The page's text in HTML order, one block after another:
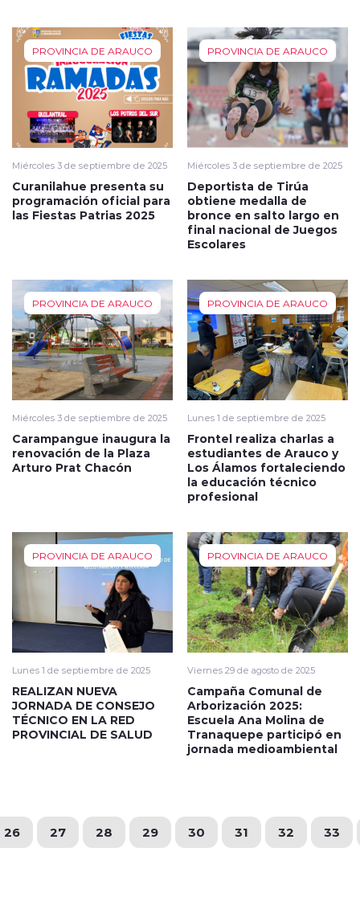
PROVINCIA DE ARAUCO
Miércoles 3 de septiembre de 2025
Curanilahue presenta su
programación oficial para
las Fiestas Patrias 2025
PROVINCIA DE ARAUCO
Miércoles 3 de septiembre de 2025
Deportista de Tirúa
obtiene medalla de
bronce en salto largo en
final nacional de Juegos
Escolares
PROVINCIA DE ARAUCO
Miércoles 3 de septiembre de 2025
Carampangue inaugura la
renovación de la Plaza
Arturo Prat Chacón
PROVINCIA DE ARAUCO
Lunes 1 de septiembre de 2025
Frontel realiza charlas a
estudiantes de Arauco y
Los Álamos fortaleciendo
la educación técnico
profesional
PROVINCIA DE ARAUCO
Lunes 1 de septiembre de 2025
REALIZAN NUEVA
JORNADA DE CONSEJO
TÉCNICO EN LA RED
PROVINCIAL DE SALUD
PROVINCIA DE ARAUCO
Viernes 29 de agosto de 2025
Campaña Comunal de
Arborización 2025:
Escuela Ana Molina de
Tranaquepe participó en
jornada medioambiental
26 27 28 29 30 31 32 33